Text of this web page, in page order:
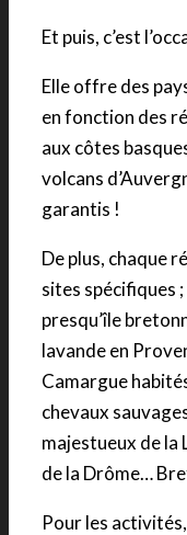
Et puis, c’est
Elle offre des
en fonction des
aux côtes
volcans
garantis !
De plus, chaque
sites spécifiques
presqu’île
lavande en
Camargue
chevaux
majestueux de la
de la Drôme…
Pour les activités,